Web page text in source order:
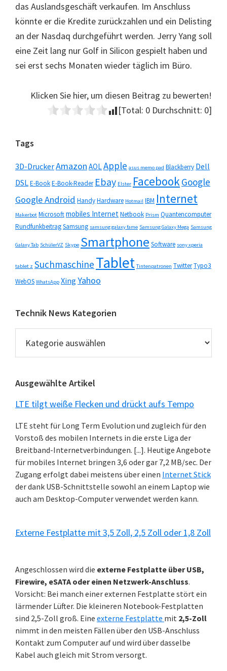
das Auslandsgeschäft verkaufen. Im Anschluss
könnte er die Kredite zurückzahlen und ein Delisting
an der Nasdaq durchgeführt werden. Jerry Yang soll
eine Zeit lang nur Golf in Silicon gespielt haben und
sei erst sechs Monaten wieder täglich im Büro.
Klicken Sie hier, um diesen Beitrag zu bewerten!
[Total: 0 Durchschnitt: 0]
Seitenspalte
Tags
3D-DruckerAmazon AOLApple asus memo pad Blackberry Dell
DSLE-BookE-Book-Reader Ebay Elster FacebookGoogle
Google Android HandyHardware Hotmail IBM Internet
Makerbot Microsoftmobiles InternetNetbook Prism Quantencomputer
RundfunkbeitragSamsung samsung galaxy fame Samsung Galaxy Mega Samsung
Galaxy Tab SchülerVZ Skype Smartphone Software sony xperia
tablet z Suchmaschine Tablet Tintenpatronen TwitterTypo3
WebOS WhatsApp XingYahoo
Technik News Kategorien
News
Kategorien
Ausgewählte Artikel
LTE tilgt weiße Flecken und drückt aufs Tempo
LTE steht für Long Term Evolution und zugleich für den
Vorstoß des mobilen Internets in die erste Liga der
Breitband-Internetverbindungen. [...]. Heutige Angebote
für mobiles Internet bringen 3,6 oder gar 7,2 MB/sec. Der
Zugang erfolgt dabei meistens über einen Internet Stick
der dank USB-Schnittstelle sowohl an einem Laptop wie
auch am Desktop-Computer verwendet werden kann.
Externe Festplatte mit 3,5 Zoll, 2,5 Zoll oder 1,8 Zoll
Angeschlossen wird die externe Festplatte über USB,
Firewire, eSATA oder einen Netzwerk-Anschluss.
Vorsicht: Bei manch einer externen Festplatte stört ein
lärmender Lüfter. Die kleineren Notebook-Festplatten
sind 2,5-Zoll groß. Eine externe Festplatte mit 2,5-Zoll
nimmt in den meisten Fällen über den USB-Anschluss
Kontakt zum Computer auf und wird über dasselbe
Kabel auch gleich mit Strom versorgt.